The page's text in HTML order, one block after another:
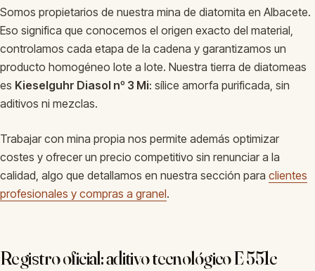
Somos propietarios de nuestra mina de diatomita en Albacete.
Eso significa que conocemos el origen exacto del material,
controlamos cada etapa de la cadena y garantizamos un
producto homogéneo lote a lote. Nuestra tierra de diatomeas
es Kieselguhr Diasol nº 3 Mi: sílice amorfa purificada, sin
aditivos ni mezclas.
Trabajar con mina propia nos permite además optimizar
costes y ofrecer un precio competitivo sin renunciar a la
calidad, algo que detallamos en nuestra sección para clientes
profesionales y compras a granel.
Registro oficial: aditivo tecnológico E 551c